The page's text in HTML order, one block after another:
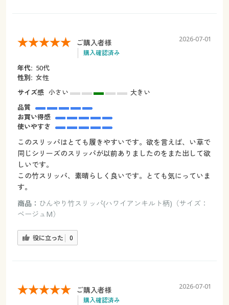
ご購入者様
購入確認済み
2026-07-01
年代: 50代
性別: 女性
サイズ感 小さい
大きい
品質
お買い得感
使いやすさ
このスリッパはとても履きやすいです。欲を言えば、い草で
同じシリーズのスリッパが以前ありましたのをまた出して欲
しいです。
この竹スリッパ、素晴らしく良いです。とても気にっていま
す。
商品： ひんやり竹スリッパ(ハワイアンキルト柄)（サイズ：
ベージュM）
役に立った 0
ご購入者様
購入確認済み
2026-07-01